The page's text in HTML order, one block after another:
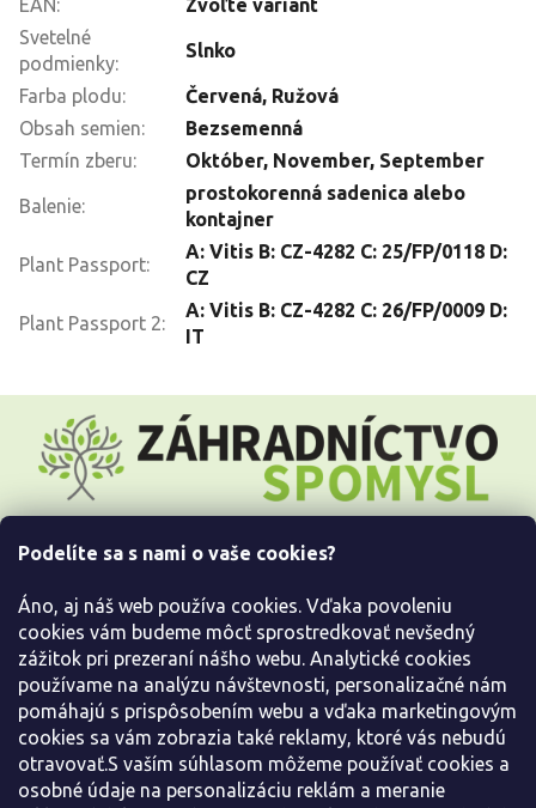
Podelíte sa s nami o vaše cookies?
Áno, aj náš web používa cookies. Vďaka povoleniu
cookies vám budeme môcť sprostredkovať nevšedný
zážitok pri prezeraní nášho webu. Analytické cookies
používame na analýzu návštevnosti, personalizačné nám
pomáhajú s prispôsobením webu a vďaka marketingovým
cookies sa vám zobrazia také reklamy, ktoré vás nebudú
otravovať.S vaším súhlasom môžeme používať cookies a
osobné údaje na personalizáciu reklám a meranie
Svetelné
podmienky:
Slnko
Farba plodu: Červená, Ružová
Obsah semien:
Bezsemenná
Termín zberu: Október, November, September
Balenie:
prostokorenná sadenica alebo
kontajner
Plant Passport:
A: Vitis B: CZ-4282 C: 25/FP/0118 D:
CZ
Plant Passport 2:
A: Vitis B: CZ-4282 C: 26/FP/0009 D:
IT
t
Informácie pre Vás
Kontaktujte nás